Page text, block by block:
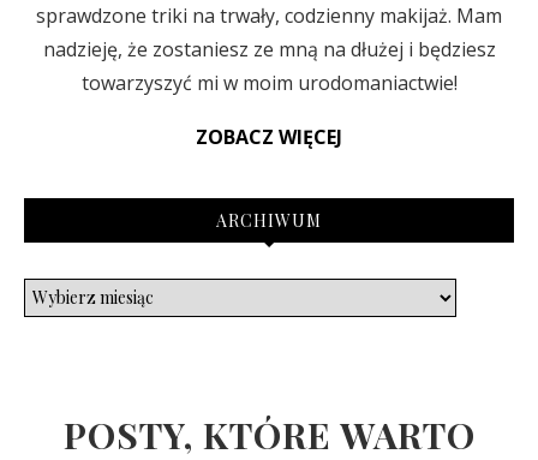
sprawdzone triki na trwały, codzienny makijaż. Mam
nadzieję, że zostaniesz ze mną na dłużej i będziesz
towarzyszyć mi w moim urodomaniactwie!
ZOBACZ WIĘCEJ
ARCHIWUM
POSTY, KTÓRE WARTO